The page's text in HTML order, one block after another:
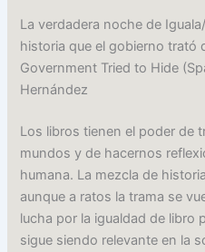
La verdadera noche de
historia que el gobierno trató
Government Tried to Hide
Hernández
Los libros tienen el poder de
mundos y de hacernos
humana. La mezcla de
aunque a ratos la trama se
lucha por la igualdad de libro
sigue siendo relevante en la